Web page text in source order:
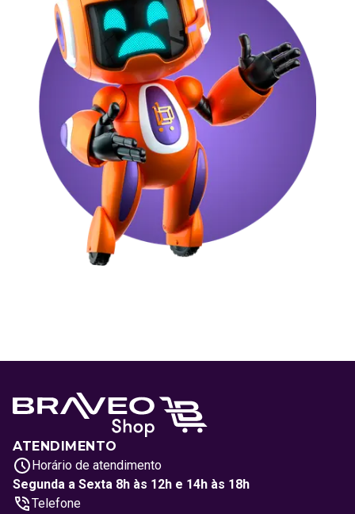
ATENDIMENTO
Horário de atendimento
Segunda a Sexta 8h às 12h e 14h às 18h
Telefone